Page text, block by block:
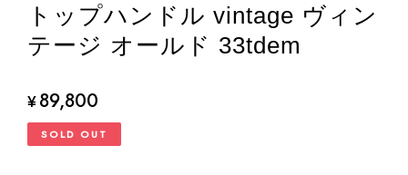
トップハンドル vintage ヴィン
テージ オールド 33tdem
¥89,800
SOLD OUT